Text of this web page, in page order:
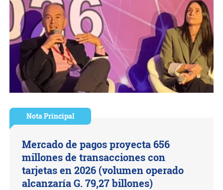
Nota Principal
Mercado de pagos proyecta 656
millones de transacciones con
tarjetas en 2026 (volumen operado
alcanzaría G. 79,27 billones)